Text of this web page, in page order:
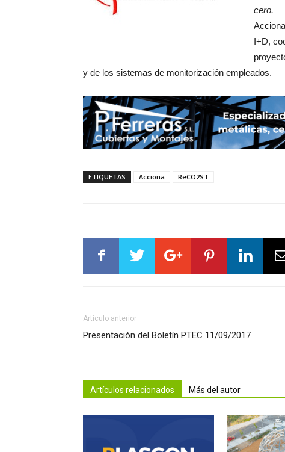
cero.
I+D,
y de los sistemas de monitorización empleados.
ETIQUETAS Acciona ReCO2ST
Artículo anterior
Presentación del Boletín PTEC 11/09/2017
Artículos relacionados Más del autor